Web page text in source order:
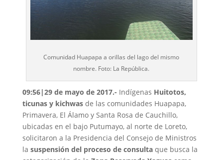
Comunidad Huapapa a orillas del lago del mismo
nombre. Foto: La República.
09:56|29 de mayo de 2017.- Indígenas Huitotos,
ticunas y kichwasde las comunidades Huapapa,
Primavera, El Álamo y Santa Rosa de Cauchillo,
ubicadas en el bajo Putumayo, al norte de Loreto,
solicitaron a la Presidencia del Consejo de Ministros
la suspensión del proceso de consulta que busca la